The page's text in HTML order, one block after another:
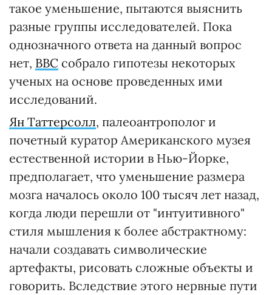
такое уменьшение, пытаются выяснить
разные группы исследователей. Пока
однозначного ответа на данный вопрос
нет, ВВС собрало гипотезы некоторых
ученых на основе проведенных ими
исследований.
Ян Таттерсолл, палеоантрополог и
почетный куратор Американского музея
естественной истории в Нью-Йорке,
предполагает, что уменьшение размера
мозга началось около 100 тысяч лет назад,
когда люди перешли от "интуитивного"
стиля мышления к более абстрактному:
начали создавать символические
артефакты, рисовать сложные объекты и
говорить. Вследствие этого нервные пути